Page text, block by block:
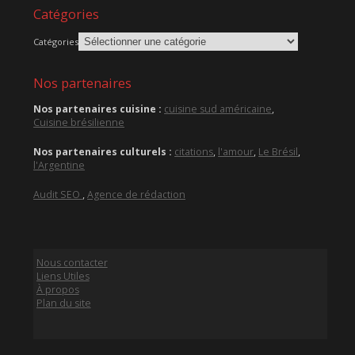
Catégories
Catégories
Nos partenaires
Nos partenaires cuisine : cuisine sud américaine,
Cuisine brésilienne
Nos partenaires culturels : citations, l'amour, Le Brésil,
l'Argentine
Audit SEO ,Agence de rédaction
Nous contacter
Liens Utiles
À propos
Plan du site